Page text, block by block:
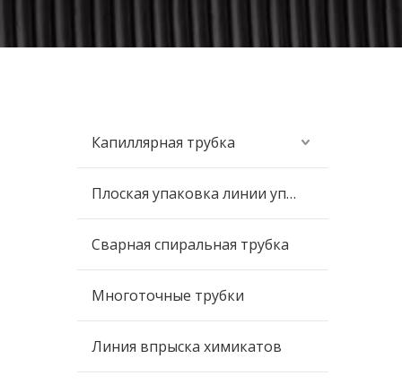
Капиллярная трубка
Плоская упаковка линии управления
Сварная спиральная трубка
Многоточные трубки
Линия впрыска химикатов